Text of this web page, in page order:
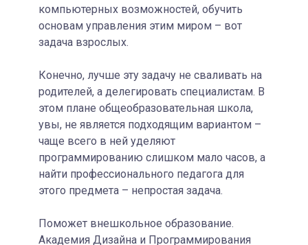
компьютерных возможностей, обучить
основам управления этим миром – вот
задача взрослых.
Конечно, лучше эту задачу не сваливать на
родителей, а делегировать специалистам. В
этом плане общеобразовательная школа,
увы, не является подходящим вариантом –
чаще всего в ней уделяют
программированию слишком мало часов, а
найти профессионального педагога для
этого предмета – непростая задача.
Поможет внешкольное образование.
Академия Дизайна и Программирования